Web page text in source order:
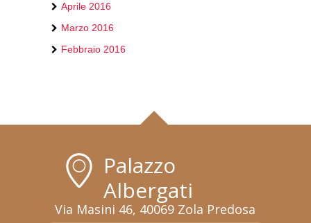
Aprile 2016
Marzo 2016
Febbraio 2016
Palazzo
Albergati
Via Masini 46, 40069 Zola Predosa